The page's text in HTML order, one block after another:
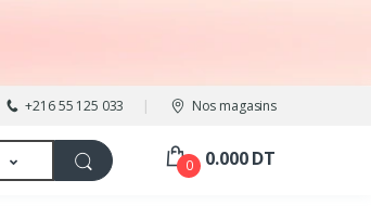
+216 55 125 033 Nos magasins
0 0.000 DT